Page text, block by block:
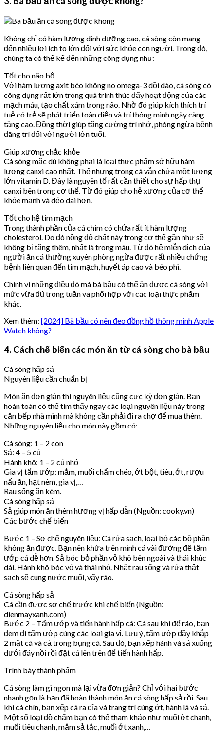
Không chỉ có hàm lượng dinh dưỡng cao, cá sòng còn mang
đến nhiều lợi ích to lớn đối với sức khỏe con người. Trong đó,
chúng ta có thể kể đến những công dụng như:
Tốt cho não bộ
Với hàm lượng axit béo không no omega-3 dồi dào, cá sòng có
công dụng rất lớn trong quá trình thúc đẩy hoạt động của các
mạch máu, tạo chất xám trong não. Nhờ đó giúp kích thích trí
tuệ có trẻ sẽ phát triển toàn diện và trí thông minh ngày càng
tăng cao. Đồng thời giúp tăng cường trí nhớ, phòng ngừa bệnh
đãng trí đối với người lớn tuổi.
Giúp xương chắc khỏe
Cá sòng mặc dù không phải là loại thực phẩm sở hữu hàm
lượng canxi cao nhất. Thế nhưng trong cá vẫn chứa một lượng
lớn vitamin D. Đây là nguyên tố rất cần thiết cho sự hấp thụ
canxi bên trong cơ thể. Từ đó giúp cho hệ xương của cơ thể
khỏe mạnh và dẻo dai hơn.
Tốt cho hệ tim mạch
Trong thành phần của cá chim có chứa rất ít hàm lượng
cholesterol. Do đó nồng độ chất này trong cơ thể gần như sẽ
không bị tăng thêm, nhất là trong máu. Từ đó hệ miễn dịch của
người ăn cá thường xuyên phòng ngừa được rất nhiều chứng
bệnh liên quan đến tim mạch, huyết áp cao và béo phì.
Chính vì những điều đó mà bà bầu có thể ăn được cá sòng với
mức vừa đủ trong tuần và phối hợp với các loại thực phẩm
khác.
Xem thêm: [2024] Bà bầu có nên đeo đồng hồ thông minh Apple
Watch không?
4. Cách chế biến các món ăn từ cá sòng cho bà bầu
Cá sòng hấp sả
Nguyên liệu cần chuẩn bị
Món ăn đơn giản thì nguyên liệu cũng cực kỳ đơn giản. Bạn
hoàn toàn có thể tìm thấy ngay các loại nguyên liệu này trong
căn bếp nhà mình mà không cần phải đi ra chợ để mua thêm.
Những nguyên liệu cho món này gồm có:
Cá sòng: 1 – 2 con
Sả: 4 – 5 củ
Hành khô: 1 – 2 củ nhỏ
Gia vị tẩm ướp: mắm, muối chẩm chéo, ớt bột, tiêu, ớt, rượu
nấu ăn, hạt nêm, gia vị,…
Rau sống ăn kèm.
Cá sòng hấp sả
Sả giúp món ăn thêm hương vị hấp dẫn (Nguồn: cooky.vn)
Các bước chế biến
Bước 1 – Sơ chế nguyên liệu: Cá rửa sạch, loại bỏ các bộ phận
không ăn được. Bạn nên khứa trên mình cá vài đường để tẩm
ướp cá dễ hơn. Sả bóc bỏ phần vỏ khô bên ngoài và thái khúc
dài. Hành khô bóc vỏ và thái nhỏ. Nhặt rau sống và rửa thật
sạch sẽ cùng nước muối, vẩy ráo.
Cá sòng hấp sả
Cá cần được sơ chế trước khi chế biến (Nguồn:
dienmayxanh.com)
Bước 2 – Tẩm ướp và tiến hành hấp cá: Cá sau khi để ráo, bạn
đem đi tẩm ướp cùng các loại gia vị. Lưu ý, tẩm ướp đầy khắp
2 mặt cá và cả trong bụng cá. Sau đó, bạn xếp hành và sả xuống
dưới đáy nồi rồi đặt cá lên trên để tiến hành hấp.
Trình bày thành phẩm
Cá sòng làm gì ngon mà lại vừa đơn giản? Chỉ với hai bước
nhanh gọn là bạn đã hoàn thành món ăn cá sòng hấp sả rồi. Sau
khi cá chín, bạn xếp cá ra đĩa và trang trí cùng ớt, hành lá và sả.
Một số loại đồ chấm bạn có thể tham khảo như muối ớt chanh,
muối tiêu chanh, mắm sả tắc, muối ớt xanh,…